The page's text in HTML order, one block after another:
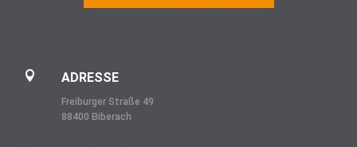
 ADRESSE
Freiburger Straße 49
88400 Biberach